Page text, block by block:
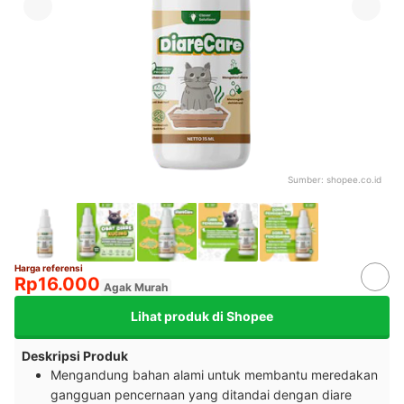
Sumber: shopee.co.id
Harga referensi
Rp16.000 Agak Murah
Lihat produk di Shopee
Deskripsi Produk
Mengandung bahan alami untuk membantu meredakan
gangguan pencernaan yang ditandai dengan diare